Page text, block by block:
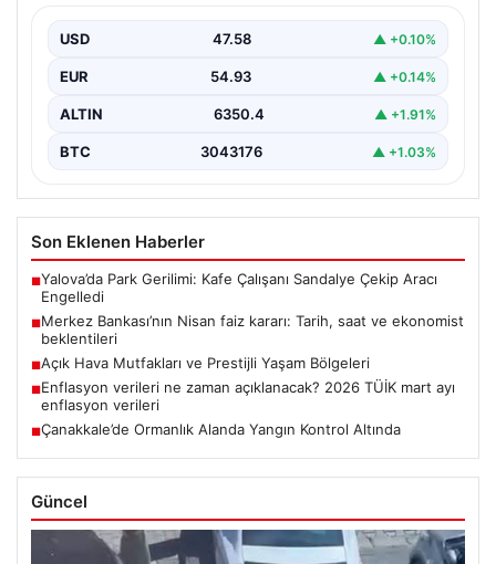
Kurulu, nisan ayı faiz kararını açıklamak üzere
toplanıyor.…
USD 47.58 ▲ +0.10%
EUR 54.93 ▲ +0.14%
ALTIN 6350.4 ▲ +1.91%
BTC 3043176 ▲ +1.03%
Son Eklenen Haberler
■Yalova’da Park Gerilimi: Kafe Çalışanı Sandalye Çekip Aracı
Engelledi
■Merkez Bankası’nın Nisan faiz kararı: Tarih, saat ve ekonomist
beklentileri
■Açık Hava Mutfakları ve Prestijli Yaşam Bölgeleri
■Enflasyon verileri ne zaman açıklanacak? 2026 TÜİK mart ayı
enflasyon verileri
■Çanakkale’de Ormanlık Alanda Yangın Kontrol Altında
Güncel